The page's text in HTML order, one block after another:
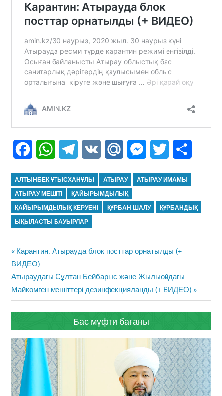
FacebookWhatsAppTelegram
VK Mail.Ru Messenger
Twitter
АЛТЫНБЕК ҰТЫСХАНҰЛЫ АТЫРАУ
АТЫРАУ ИМАМЫ
АТЫРАУ МЕШІТІ
ҚАЙЫРЫМДЫЛЫҚ
ҚАЙЫРЫМДЫЛЫҚ КЕРУЕНІ
ҚҰРБАН ШАЛУ
ҚҰРБАНДЫҚ
ЫҚЫЛАСТЫ БАУЫРЛАР
Жазба
навигациясы
Previous
Post:
Карантин: Атырауда блок посттар орнатылды (+
ВИДЕО)
Next
Post:
Атыраудағы Сұлтан Бейбарыс және Жылыойдағы
Майкөмген мешіттері дезинфекцияланды (+ ВИДЕО)
Бас мүфти бағаны